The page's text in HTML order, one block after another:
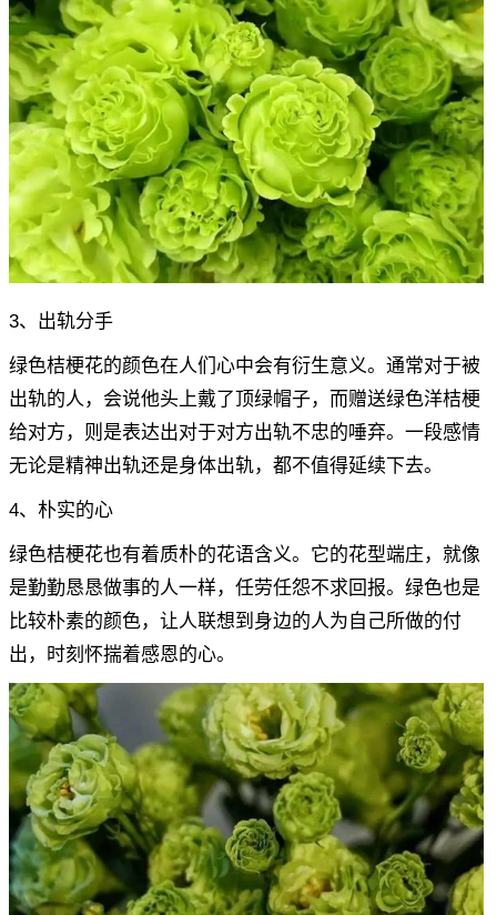
3、出轨分手
绿色桔梗花的颜色在人们心中会有衍生意义。通常对于被
出轨的人，会说他头上戴了顶绿帽子，而赠送绿色洋桔梗
给对方，则是表达出对于对方出轨不忠的唾弃。一段感情
无论是精神出轨还是身体出轨，都不值得延续下去。
4、朴实的心
绿色桔梗花也有着质朴的花语含义。它的花型端庄，就像
是勤勤恳恳做事的人一样，任劳任怨不求回报。绿色也是
比较朴素的颜色，让人联想到身边的人为自己所做的付
出，时刻怀揣着感恩的心。